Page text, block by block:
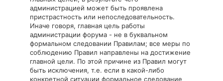
администрацией может быть проявлена
пристрастность или непоследовательность.
Иначе говоря, главная цель работы
администрации форума - не в буквальном
формальном следовании Правилам; все меры по
соблюдению Правил направлены на достижение
главной цели. По этой причине из Правил могут
быть исключения, т.е. если в какой-либо
конкретной ситуации формальное следование